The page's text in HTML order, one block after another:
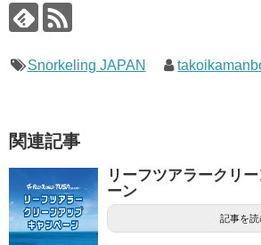
Snorkeling JAPAN
関連記事
リーフツアラークリ
ーン
記事を読